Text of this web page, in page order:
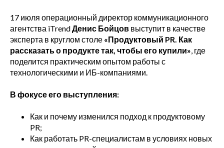
17 июля операционный директор коммуникационного
агентства iTrendДенис Бойцов выступит в качестве
эксперта в круглом столе «Продуктовый PR. Как
рассказать о продукте так, чтобы его купили», где
поделится практическим опытом работы с
технологическими и ИБ-компаниями.
В фокусе его выступления:
Как и почему изменился подход к продуктовому
PR;
Как работать PR-специалистам в условиях новых